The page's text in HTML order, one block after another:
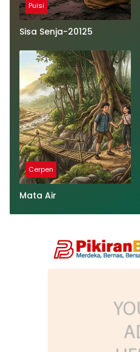
Puisi
Sisa Senja-20125
Cerpen
Mata Air